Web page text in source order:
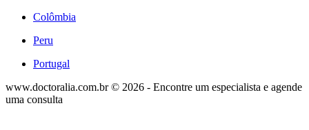
Colômbia
Peru
Portugal
www.doctoralia.com.br © 2026 - Encontre um especialista e agende
uma consulta